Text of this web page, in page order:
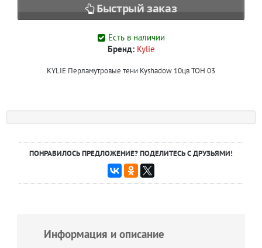
Быстрый заказ
Есть в наличии
Бренд: Kylie
KYLIE Перламутровые тени Kyshadow 10цв ТОН 03
ПОНРАВИЛОСЬ ПРЕДЛОЖЕНИЕ? ПОДЕЛИТЕСЬ С ДРУЗЬЯМИ!
Информация и описание